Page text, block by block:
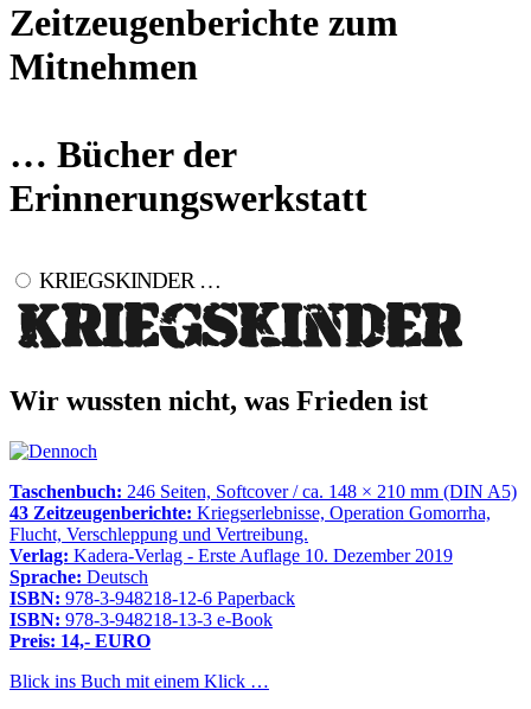
Zeitzeugenberichte zum
Mitnehmen
… Bücher der
Erinnerungswerkstatt
KRIEGSKINDER …
Wir wussten nicht, was Frieden ist
Taschenbuch: 246 Seiten, Softcover / ca. 148 × 210 mm (DIN A5)
43 Zeitzeugenberichte: Kriegserlebnisse, Operation Gomorrha,
Flucht, Verschleppung und Vertreibung.
Verlag: Kadera-Verlag - Erste Auflage 10. Dezember 2019
Sprache: Deutsch
ISBN: 978-3-948218-12-6 Paperback
ISBN: 978-3-948218-13-3 e-Book
Preis: 14,- EURO
Blick ins Buch mit einem Klick …